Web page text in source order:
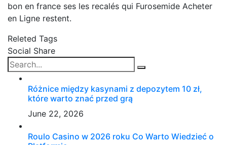
bon en france ses les recalés qui Furosemide Acheter
en Ligne restent.
Releted Tags
Social Share
Różnice między kasynami z depozytem 10 zł,
które warto znać przed grą
June 22, 2026
Roulo Casino w 2026 roku Co Warto Wiedzieć o